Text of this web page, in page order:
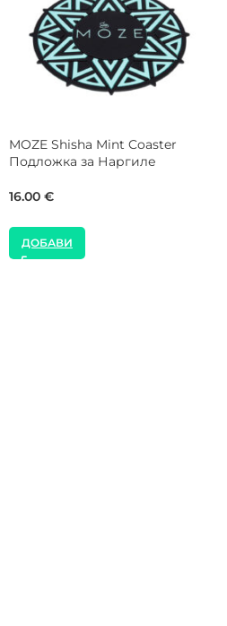
NEW
alite Гейминг Накрайник за
ДОБАВИ